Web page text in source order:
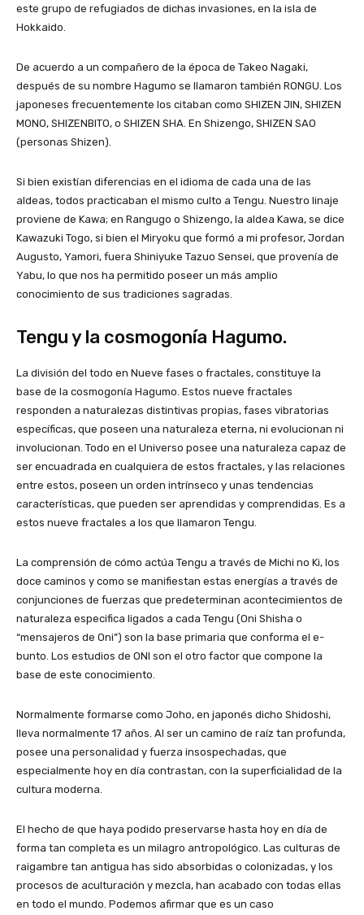
este grupo de refugiados de dichas invasiones, en la isla de
Hokkaido.
De acuerdo a un compañero de la época de Takeo Nagaki,
después de su nombre Hagumo se llamaron también RONGU. Los
japoneses frecuentemente los citaban como SHIZEN JIN, SHIZEN
MONO, SHIZENBITO, o SHIZEN SHA. En Shizengo, SHIZEN SAO
(personas Shizen).
Si bien existían diferencias en el idioma de cada una de las
aldeas, todos practicaban el mismo culto a Tengu. Nuestro linaje
proviene de Kawa; en Rangugo o Shizengo, la aldea Kawa, se dice
Kawazuki Togo, si bien el Miryoku que formó a mi profesor, Jordan
Augusto, Yamori, fuera Shiniyuke Tazuo Sensei, que provenía de
Yabu, lo que nos ha permitido poseer un más amplio
conocimiento de sus tradiciones sagradas.
Tengu y la cosmogonía Hagumo.
La división del todo en Nueve fases o fractales, constituye la
base de la cosmogonía Hagumo. Estos nueve fractales
responden a naturalezas distintivas propias, fases vibratorias
específicas, que poseen una naturaleza eterna, ni evolucionan ni
involucionan. Todo en el Universo posee una naturaleza capaz de
ser encuadrada en cualquiera de estos fractales, y las relaciones
entre estos, poseen un orden intrínseco y unas tendencias
características, que pueden ser aprendidas y comprendidas. Es a
estos nueve fractales a los que llamaron Tengu.
La comprensión de cómo actúa Tengu a través de Michi no Ki, los
doce caminos y como se manifiestan estas energías a través de
conjunciones de fuerzas que predeterminan acontecimientos de
naturaleza especifica ligados a cada Tengu (Oni Shisha o
“mensajeros de Oni”) son la base primaria que conforma el e-
bunto. Los estudios de ONI son el otro factor que compone la
base de este conocimiento.
Normalmente formarse como Joho, en japonés dicho Shidoshi,
lleva normalmente 17 años. Al ser un camino de raíz tan profunda,
posee una personalidad y fuerza insospechadas, que
especialmente hoy en día contrastan, con la superficialidad de la
cultura moderna.
El hecho de que haya podido preservarse hasta hoy en día de
forma tan completa es un milagro antropológico. Las culturas de
raigambre tan antigua has sido absorbidas o colonizadas, y los
procesos de aculturación y mezcla, han acabado con todas ellas
en todo el mundo. Podemos afirmar que es un caso